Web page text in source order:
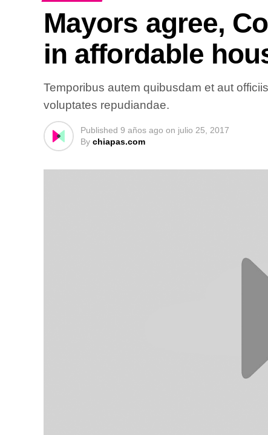
Mayors agree,
in affordable
Temporibus autem quibusdam et aut
voluptates repudiandae.
Published 9 años ago on julio 25, 2017
By chiapas.com